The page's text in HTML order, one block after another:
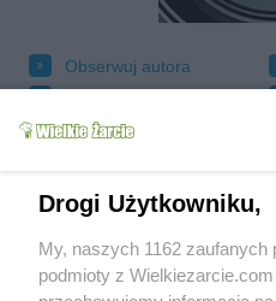
Obserwuj autora
Drukuj
Drogi Użytkowniku,
My, naszych 1162 zaufanych
podmioty z